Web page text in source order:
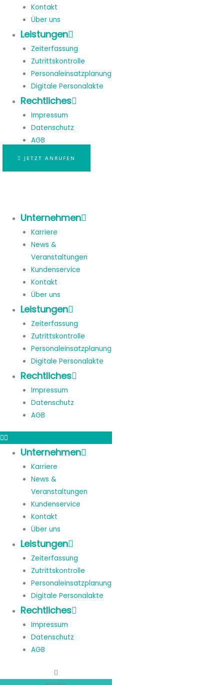
Kontakt
Über uns
Leistungen
Zeiterfassung
Zutrittskontrolle
Personaleinsatzplanung
Digitale Personalakte
Rechtliches
Impressum
Datenschutz
AGB
JETZT ANRUFEN
Unternehmen
Karriere
News &
Veranstaltungen
Kundenservice
Kontakt
Über uns
Leistungen
Zeiterfassung
Zutrittskontrolle
Personaleinsatzplanung
Digitale Personalakte
Rechtliches
Impressum
Datenschutz
AGB
Unternehmen
Karriere
News &
Veranstaltungen
Kundenservice
Kontakt
Über uns
Leistungen
Zeiterfassung
Zutrittskontrolle
Personaleinsatzplanung
Digitale Personalakte
Rechtliches
Impressum
Datenschutz
AGB